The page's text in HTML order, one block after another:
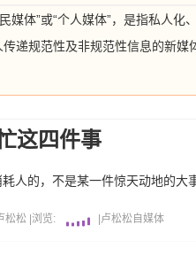
媒体”或“个人媒体”，是指私人
递规范性及非规范性信息的新
这四件事
人的，不是某一件惊天动地的大
松松 浏览: 卢松松 自媒体